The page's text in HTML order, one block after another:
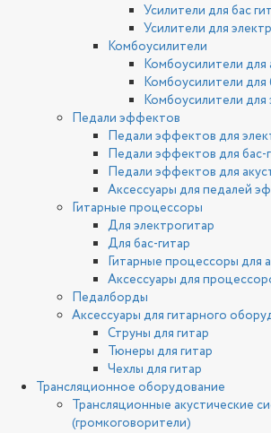
Усилители для бас
Усилители для
Комбоусилители
Комбоусилители для
Комбоусилители для
Комбоусилители для
Педали эффектов
Педали эффектов для
Педали эффектов для бас-
Педали эффектов для
Аксессуары для педалей
Гитарные процессоры
Для электрогитар
Для бас-гитар
Гитарные процессоры для
Аксессуары для
Педалборды
Аксессуары для гитарного
Струны для гитар
Тюнеры для гитар
Чехлы для гитар
Трансляционное оборудование
Трансляционные акустические
(громкоговорители)